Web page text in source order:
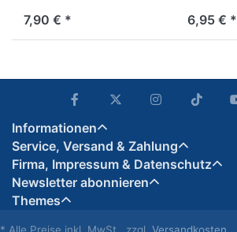
7,90 € * 6,95 € *
Informationen
Service, Versand & Zahlung
Firma, Impressum & Datenschutz
Newsletter abonnieren
Themes